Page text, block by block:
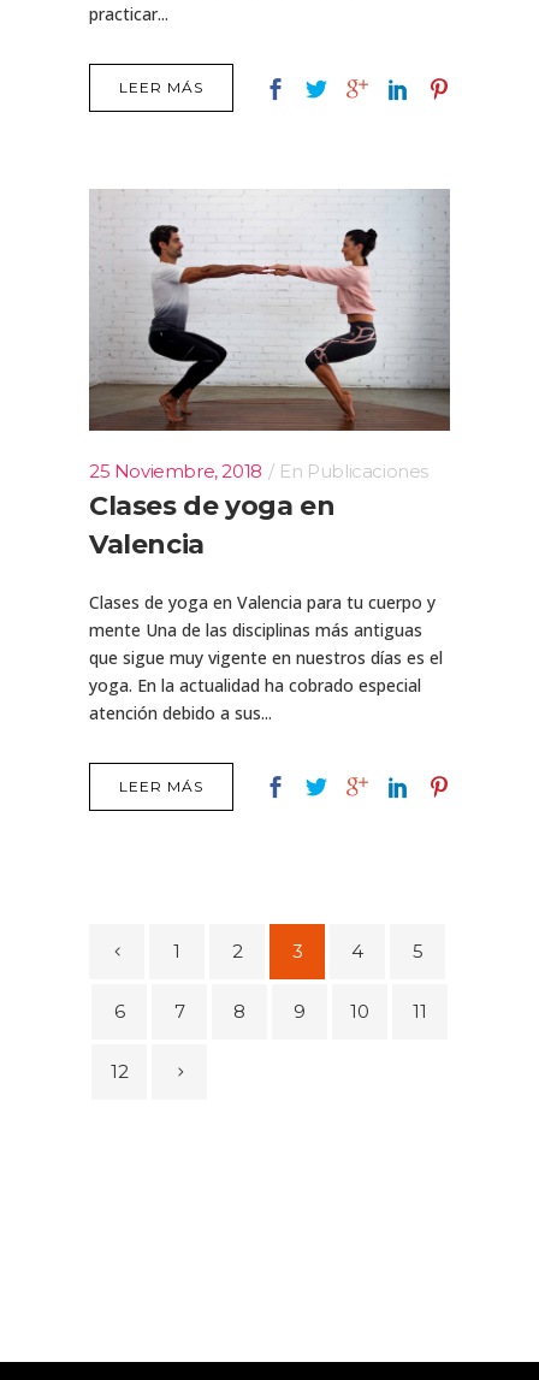
practicar...
LEER MÁS
25 Noviembre, 2018 En Publicaciones
Clases de yoga en
Valencia
Clases de yoga en Valencia para tu cuerpo y
mente Una de las disciplinas más antiguas
que sigue muy vigente en nuestros días es el
yoga. En la actualidad ha cobrado especial
atención debido a sus...
LEER MÁS
1 2 3 4 5
6 7 8 9 10 11
12